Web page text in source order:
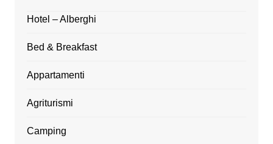
Hotel – Alberghi
Bed & Breakfast
Appartamenti
Agriturismi
Camping